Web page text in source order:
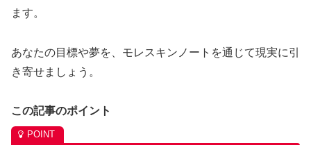
ます。
あなたの目標や夢を、モレスキンノートを通じて現実に引
き寄せましょう。
この記事のポイント